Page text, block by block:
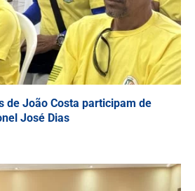
de João Costa participam de
José Dias